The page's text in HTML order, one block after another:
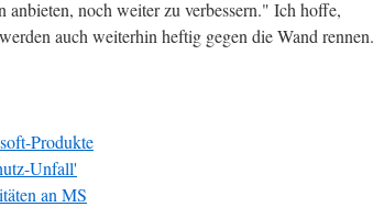
noch weiter zu verbessern." Ich hoffe,
auch weiterhin heftig gegen die Wand rennen.
Produkte
Unfall'
an MS